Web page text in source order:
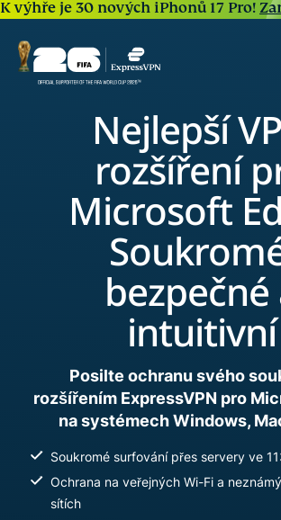
K výhře je 30 nových iPhonů 17 Pro!
Nejlepší
rozšíření
Microsoft
bezpečné
intuitivní
Posilte ochranu svého
rozšířením ExpressVPN pro
na systémech Windows,
Soukromé surfování přes servery ve
Ochrana na veřejných Wi-Fi a
sítích